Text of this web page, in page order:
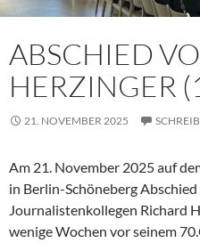
ABSCHIED
HERZINGER
21. NOVEMBER 2025
Am 21. November 2025 auf
in Berlin-Schöneberg
Journalistenkollegen Richard
wenige Wochen vor seinem